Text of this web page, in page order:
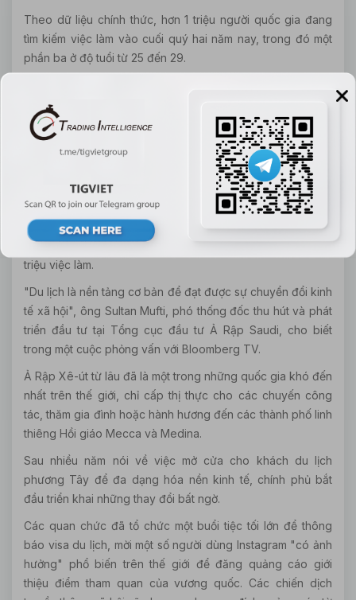
Theo dữ liệu chính thức, hơn 1 triệu người quốc gia đang
tìm kiếm việc làm vào cuối quý hai năm nay, trong đó một
phần ba ở độ tuổi từ 25 đến 29.
bao gồm bán lẻ, hy vọng rằng du lịch sẽ là cánh cửa mở ra
cho Ả Rập Xê-út một tương lai việc làm lành mạnh hơn.
Theo kế hoạch được các quan chức lập ra, mục tiêu là
biến vương quốc này trở thành một trong năm điểm đến
hàng đầu của thế giới, du lịch đóng góp hơn gấp ba lần
vào tổng sản phẩm quốc nội trong năm 2030 đến 10% -
phù hợp với thị phần năm ngoái tại Singapore và Úc. Kết
quả được cho là một cơn gió việc làm sẽ tạo ra khoảng 1
triệu việc làm.
"Du lịch là nền tảng cơ bản để đạt được sự chuyển đổi kinh
tế xã hội", ông Sultan Mufti, phó thống đốc thu hút và phát
triển đầu tư tại Tổng cục đầu tư Ả Rập Saudi, cho biết
trong một cuộc phỏng vấn với Bloomberg TV.
Ả Rập Xê-út từ lâu đã là một trong những quốc gia khó đến
nhất trên thế giới, chỉ cấp thị thực cho các chuyến công
tác, thăm gia đình hoặc hành hương đến các thành phố linh
thiêng Hồi giáo Mecca và Medina.
Sau nhiều năm nói về việc mở cửa cho khách du lịch
phương Tây để đa dạng hóa nền kinh tế, chính phủ bắt
đầu triển khai những thay đổi bất ngờ.
Các quan chức đã tổ chức một buổi tiệc tối lớn để thông
báo visa du lịch, mời một số người dùng Instagram "có ảnh
hưởng" phổ biến trên thế giới để đăng quảng cáo giới
thiệu điểm tham quan của vương quốc. Các chiến dịch